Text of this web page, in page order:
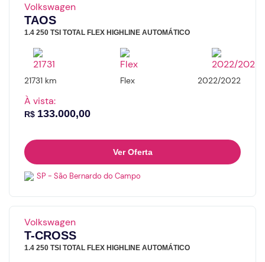
Volkswagen
TAOS
1.4 250 TSI TOTAL FLEX HIGHLINE AUTOMÁTICO
21731 km Flex 2022/2022
À vista:
R$ 133.000,00
Ver Oferta
SP - São Bernardo do Campo
Volkswagen
T-CROSS
1.4 250 TSI TOTAL FLEX HIGHLINE AUTOMÁTICO